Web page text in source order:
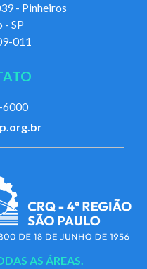
- Pinheiros
- SP
011
6000
AS ÁREAS.